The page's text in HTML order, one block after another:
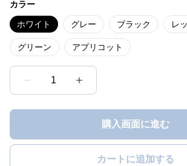
カラー
ホワイト グレー ブラック レ
グリーン アプリコット
1
購入画面に進む
カートに追加する